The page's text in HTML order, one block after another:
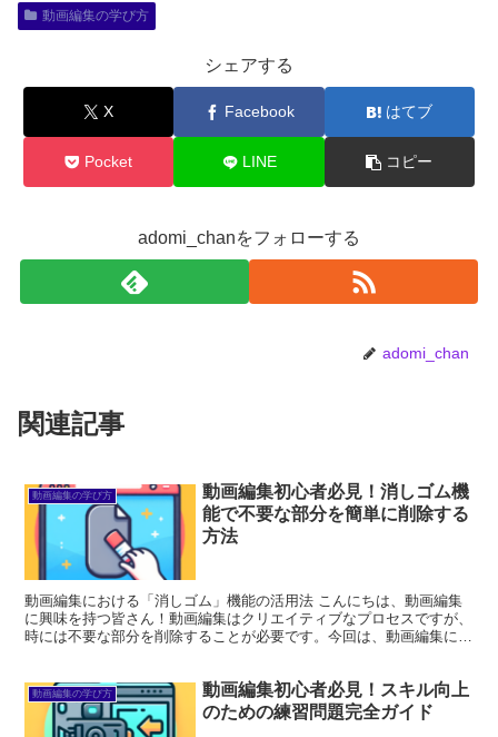
動画編集の学び方
シェアする
X Facebook はてブ
Pocket LINE コピー
adomi_chanをフォローする
adomi_chan
関連記事
動画編集の学び方
動画編集初心者必見！消しゴム機
能で不要な部分を簡単に削除する
方法
動画編集における「消しゴム」機能の活用法 こんにちは、動画編集
に興味を持つ皆さん！動画編集はクリエイティブなプロセスですが、
時には不要な部分を削除することが必要です。今回は、動画編集にお
動画編集の学び方
動画編集初心者必見！スキル向上
のための練習問題完全ガイド